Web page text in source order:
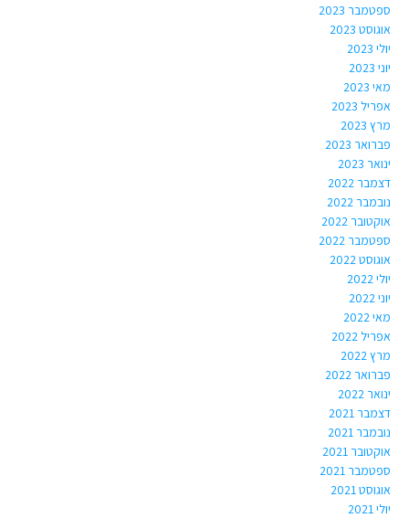
ספטמבר 2023
אוגוסט 2023
יולי 2023
יוני 2023
מאי 2023
אפריל 2023
מרץ 2023
פברואר 2023
ינואר 2023
דצמבר 2022
נובמבר 2022
אוקטובר 2022
ספטמבר 2022
אוגוסט 2022
יולי 2022
יוני 2022
מאי 2022
אפריל 2022
מרץ 2022
פברואר 2022
ינואר 2022
דצמבר 2021
נובמבר 2021
אוקטובר 2021
ספטמבר 2021
אוגוסט 2021
יולי 2021